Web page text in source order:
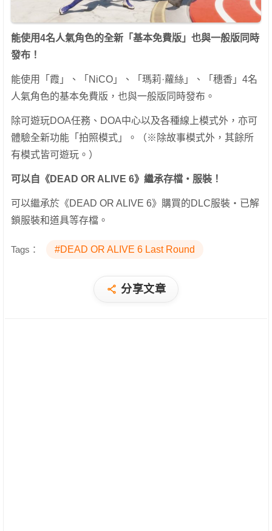
能使用4名人氣角色的全新「基本免費版」也與一般版同時
發布！
能使用「霞」、「NiCO」、「瑪莉·蘿絲」、「穗香」4名
人氣角色的基本免費版，也與一般版同時發布。
除可遊玩DOA任務、DOA中心以及各種線上模式外，亦可
體驗全新功能「拍照模式」。（※除故事模式外，其餘所
有模式皆可遊玩。）
可以自《DEAD OR ALIVE 6》繼承存檔・服裝！
可以繼承於《DEAD OR ALIVE 6》購買的DLC服裝・已解
鎖服裝和道具等存檔。
Tags： #DEAD OR ALIVE 6 Last Round
分享文章